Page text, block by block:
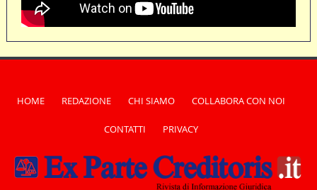
HOME REDAZIONE CHI SIAMO COLLABORA CON NOI
CONTATTI PRIVACY